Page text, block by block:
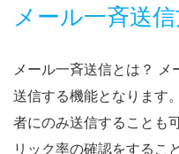
メール一斉送
メール一斉送信とは？
送信する機能となります
者にのみ送信することも
リック率の確認をする